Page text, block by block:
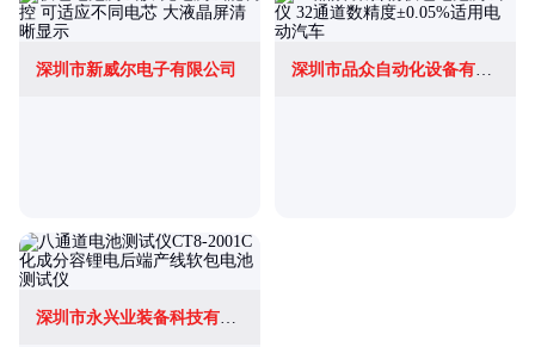
深圳市新威尔电子有限公司
深圳市永兴业装备科技有限公司